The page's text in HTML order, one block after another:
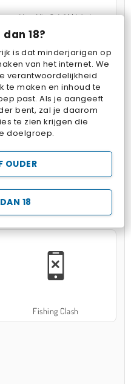
18?
is dat minderjarigen op
van het internet. We
verantwoordelijkheid
te maken en inhoud te
past. Als je aangeeft
bent, zal je daarom
te zien krijgen die
doelgroep.
18
OUDER
VegaMix 2: Wild West
Bubbits
Potion Sort
Fishing Clash